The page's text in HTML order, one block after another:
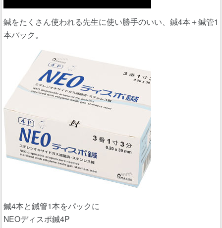
鍼をたくさん使われる先生に使い勝手のいい、鍼4本＋鍼管1
本パック。
鍼4本と鍼管1本をパックに
NEOディスポ鍼4P